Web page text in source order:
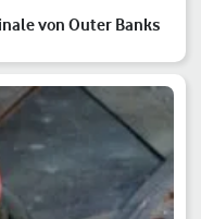
von Outer Banks